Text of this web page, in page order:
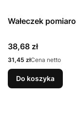
Wałeczek
Cena
38,68 zł
Cena
31,45 złCena netto
Do koszyka